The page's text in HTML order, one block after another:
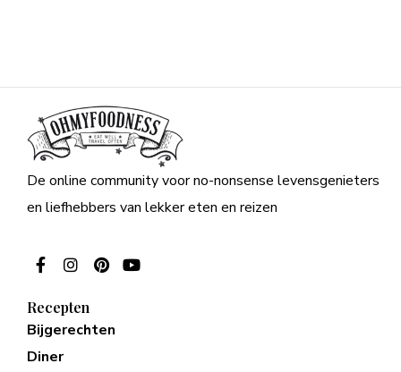
De online community voor no-nonsense levensgenieters
en liefhebbers van lekker eten en reizen
Recepten
Bijgerechten
Diner